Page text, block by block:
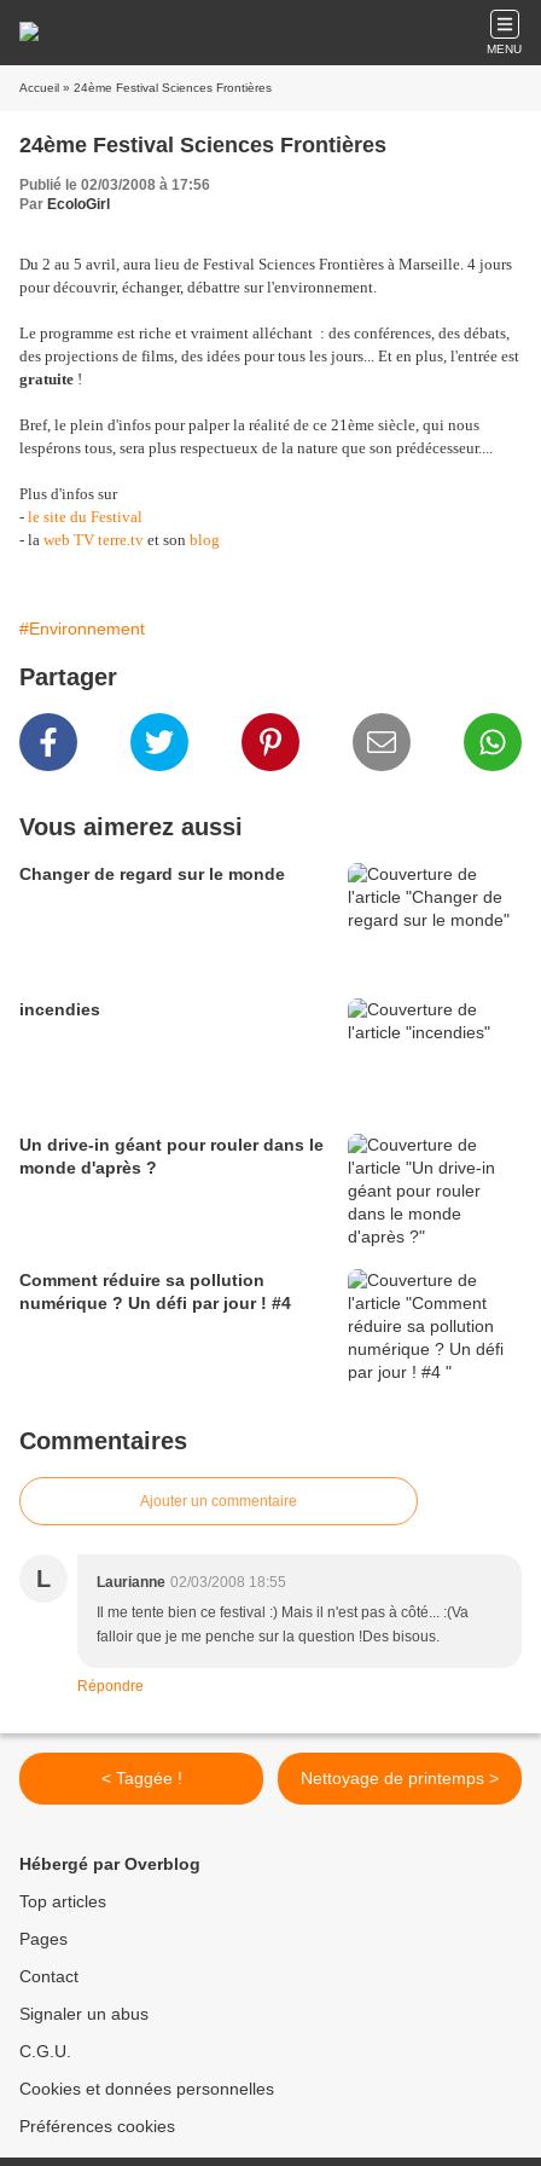
MENU
Accueil » 24ème Festival Sciences Frontières
24ème Festival Sciences Frontières
Publié le 02/03/2008 à 17:56
Par EcoloGirl
Du 2 au 5 avril, aura lieu de Festival Sciences Frontières à Marseille. 4 jours
pour découvrir, échanger, débattre sur l'environnement.
Le programme est riche et vraiment alléchant : des conférences, des débats,
des projections de films, des idées pour tous les jours... Et en plus, l'entrée est
gratuite !
Bref, le plein d'infos pour palper la réalité de ce 21ème siècle, qui nous
lespérons tous, sera plus respectueux de la nature que son prédécesseur....
Plus d'infos sur
- le site du Festival
- la web TV terre.tv et son blog
#Environnement
Partager
Vous aimerez aussi
Changer de regard sur le monde
incendies
Un drive-in géant pour rouler dans le
monde d'après ?
Comment réduire sa pollution
numérique ? Un défi par jour ! #4
Commentaires
Ajouter un commentaire
L Laurianne 02/03/2008 18:55
Il me tente bien ce festival :) Mais il n'est pas à côté... :(Va
falloir que je me penche sur la question !Des bisous.
Répondre
< Taggée ! Nettoyage de printemps >
Hébergé par Overblog
Top articles
Pages
Contact
Signaler un abus
C.G.U.
Cookies et données personnelles
Préférences cookies